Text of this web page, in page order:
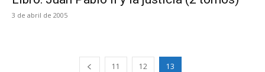
3 de abril de 2005
11 12 13